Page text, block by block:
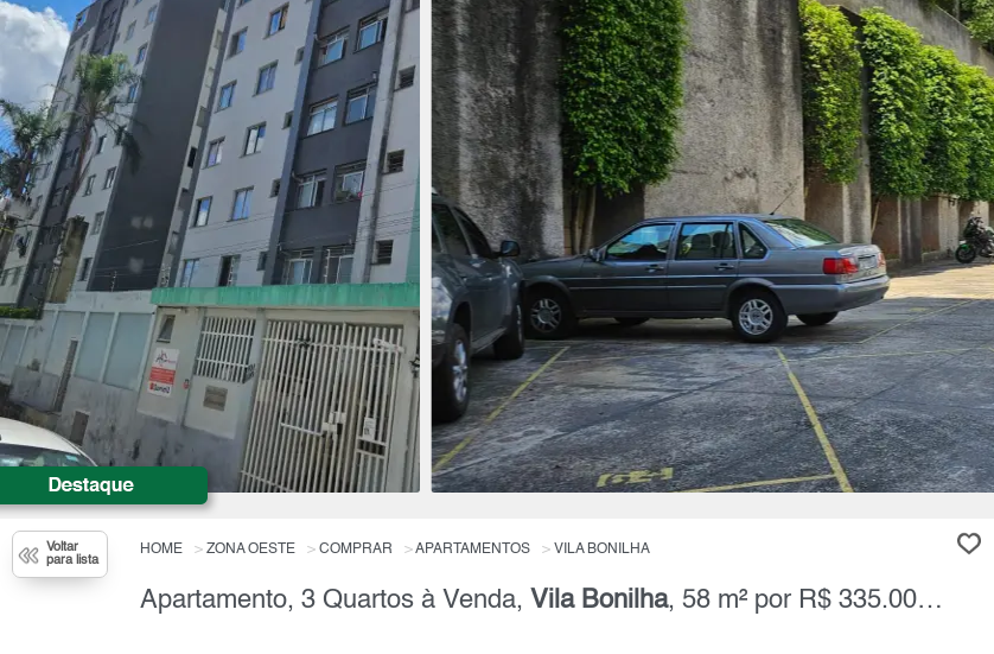
Voltar
para lista
HOME ZONA OESTE COMPRAR APARTAMENTOS VILA BONILHA
Apartamento, 3 Quartos à Venda, Vila Bonilha, 58 m² por R$ 335.000,00